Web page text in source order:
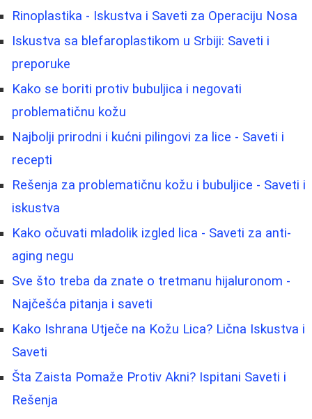
Rinoplastika - Iskustva i Saveti za Operaciju Nosa
Iskustva sa blefaroplastikom u Srbiji: Saveti i
preporuke
Kako se boriti protiv bubuljica i negovati
problematičnu kožu
Najbolji prirodni i kućni pilingovi za lice - Saveti i
recepti
Rešenja za problematičnu kožu i bubuljice - Saveti i
iskustva
Kako očuvati mladolik izgled lica - Saveti za anti-
aging negu
Sve što treba da znate o tretmanu hijaluronom -
Najčešća pitanja i saveti
Kako Ishrana Utječe na Kožu Lica? Lična Iskustva i
Saveti
Šta Zaista Pomaže Protiv Akni? Ispitani Saveti i
Rešenja